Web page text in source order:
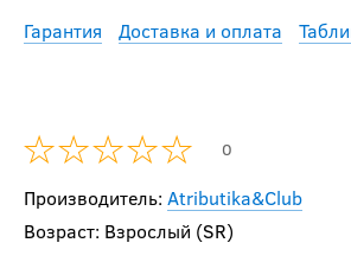
Гарантия Доставка и оплата
0
Производитель: Atributika&Club
Возраст: Взрослый (SR)